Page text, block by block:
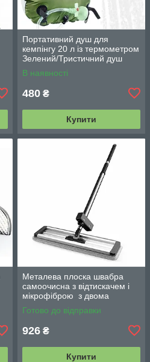
Портативний душ для
кемпінгу 20 л із термометром
Зелений/Тристичний душ
переносний з лійкою/
Польовий душ сумка
В наявності
480 ₴
Купити
Металева плоска швабра
самоочисна з відтискачем і
мікрофіброю з двома
змінними насадками M06
42см
Готово до відправки
926 ₴
Купити